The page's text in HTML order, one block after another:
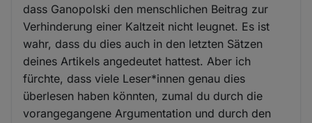
dass Ganopolski den menschlichen Beitrag zur
Verhinderung einer Kaltzeit nicht leugnet. Es ist
wahr, dass du dies auch in den letzten Sätzen
deines Artikels angedeutet hattest. Aber ich
fürchte, dass viele Leser*innen genau dies
überlesen haben könnten, zumal du durch die
vorangegangene Argumentation und durch den